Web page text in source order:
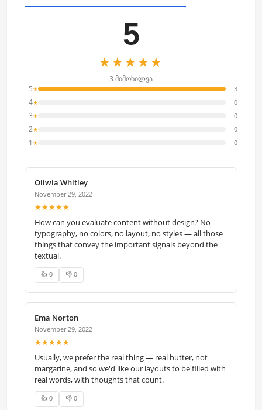
5
★★★★★
3 მიმოხილვა
5★ 3
4★ 0
3★ 0
2★ 0
1 ★ 0
Oliwia Whitley
November 29, 2022
★★★★★
How can you evaluate content without design? No
typography, no colors, no layout, no styles — all those
things that convey the important signals beyond the
textual.
👍 0 👎 0
Ema Norton
November 29, 2022
★★★★★
Usually, we prefer the real thing — real butter, not
margarine, and so we'd like our layouts to be filled with
real words, with thoughts that count.
👍 0 👎 0